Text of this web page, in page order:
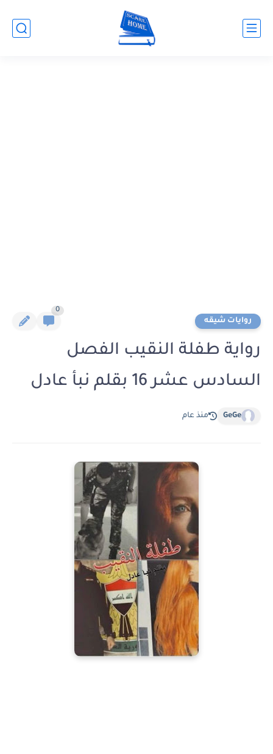
روايات شيقه
0
رواية طفلة النقيب الفصل
السادس عشر 16 بقلم نبأ عادل
GeGe منذ عام